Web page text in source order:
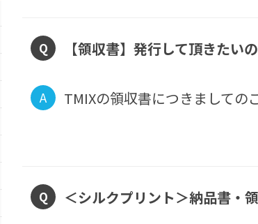
Q 【領収書】発行して頂きたい
A TMIXの領収書につきましての
Q ＜シルクプリント＞納品書・